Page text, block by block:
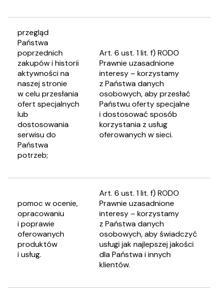
przegląd
Państwa
poprzednich
zakupów i historii
aktywności na
naszej stronie
w celu przesłania
ofert specjalnych
lub
dostosowania
serwisu do
Państwa
potrzeb;
Art. 6 ust. 1 lit. f) RODO
Prawnie uzasadnione
interesy – korzystamy
z Państwa danych
osobowych, aby przesłać
Państwu oferty specjalne
i dostosować sposób
korzystania z usług
oferowanych w sieci.
pomoc w ocenie,
opracowaniu
i poprawie
oferowanych
produktów
i usług.
Art. 6 ust. 1 lit. f) RODO
Prawnie uzasadnione
interesy – korzystamy
z Państwa danych
osobowych, aby świadczyć
usługi jak najlepszej jakości
dla Państwa i innych
klientów.